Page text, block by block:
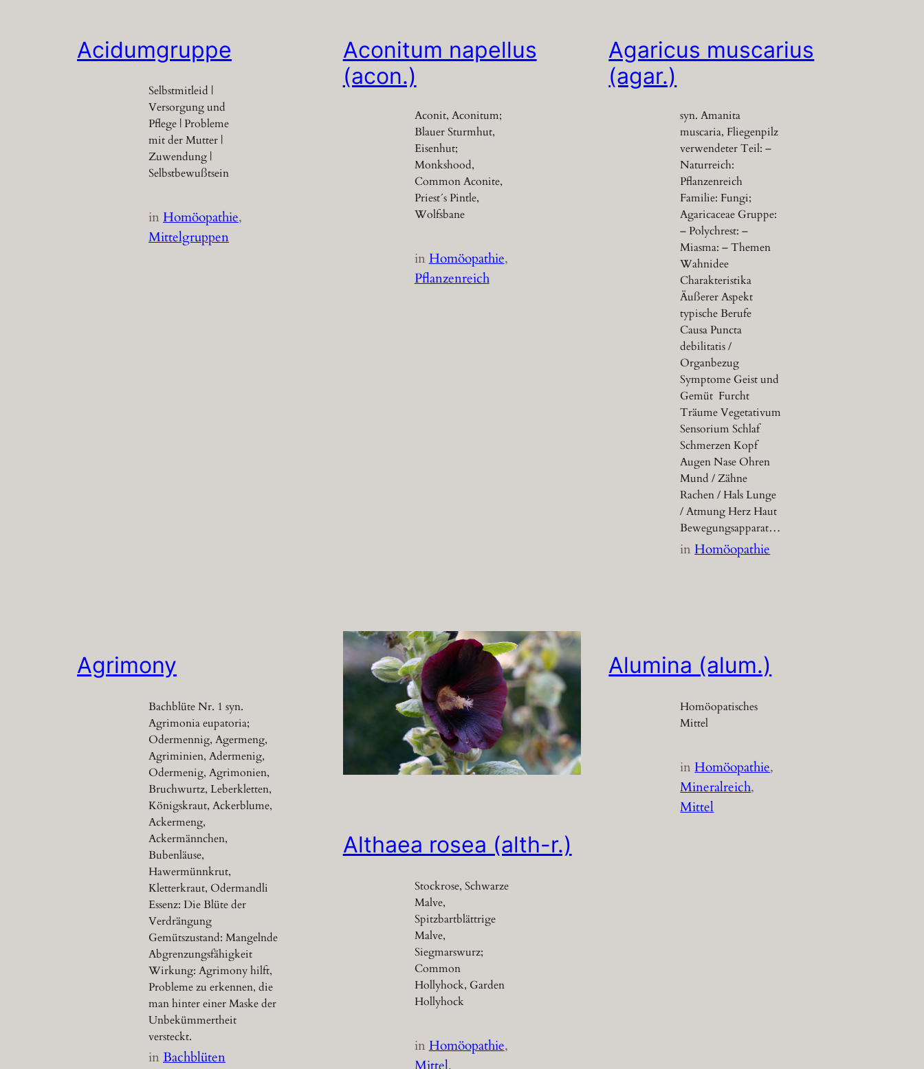
Acidumgruppe
Selbstmitleid |
Versorgung und
Pflege | Probleme
mit der Mutter |
Zuwendung |
Selbstbewußtsein
inHomöopathie
Mittelgruppen
Aconitum napellus
(acon.)
Aconit, Aconitum;
Blauer Sturmhut,
Eisenhut;
Monkshood,
Common Aconite,
Priest´s Pintle,
Wolfsbane
inHomöopathie
Pflanzenreich
Agaricus muscarius
(agar.)
syn. Amanita
muscaria, Fliegenpilz
verwendeter Teil: –
Naturreich:
Pflanzenreich
Familie: Fungi;
Agaricaceae Gruppe:
– Polychrest: –
Miasma: – Themen
Wahnidee
Charakteristika
Äußerer Aspekt
typische Berufe
Causa Puncta
debilitatis /
Organbezug
Symptome Geist und
Gemüt Furcht
Träume Vegetativum
Sensorium Schlaf
Schmerzen Kopf
Augen Nase Ohren
Mund / Zähne
Rachen / Hals Lunge
/ Atmung Herz Haut
Bewegungsapparat…
inHomöopathie
Agrimony
Bachblüte Nr. 1 syn.
Agrimonia eupatoria;
Odermennig, Agermeng,
Agriminien, Adermenig,
Odermenig, Agrimonien,
Bruchwurtz, Leberkletten,
Königskraut, Ackerblume,
Ackermeng,
Ackermännchen,
Bubenläuse,
Hawermünnkrut,
Kletterkraut, Odermandli
Essenz: Die Blüte der
Verdrängung
Gemütszustand: Mangelnde
Abgrenzungsfähigkeit
Wirkung: Agrimony hilft,
Probleme zu erkennen, die
man hinter einer Maske der
Unbekümmertheit
versteckt.
inBachblüten
Althaea rosea (alth-r.)
Stockrose, Schwarze
Malve,
Spitzbartblättrige
Malve,
Siegmarswurz;
Common
Hollyhock, Garden
Hollyhock
inHomöopathie
Alumina (alum.)
Homöopatisches
Mittel
inHomöopathie
Mineralreich
Mittel